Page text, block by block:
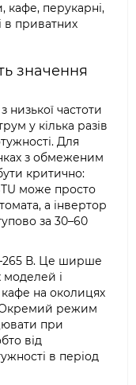
кафе, перукарні,
в приватних
значення
низької частоти
у кілька разів
Для
з обмеженим
критично:
може просто
а інвертор
за 30–60
В. Це ширше
моделей і
на околицях
Окремий режим
при
від
в період